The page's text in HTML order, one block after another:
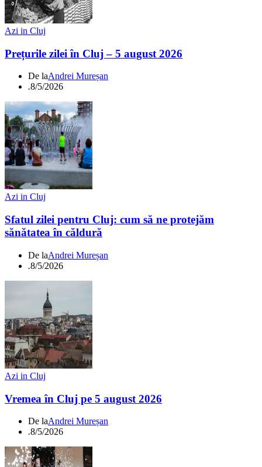
Azi in Cluj
Prețurile zilei în Cluj – 5 august 2026
De laAndrei Mureșan
.8/5/2026
Azi in Cluj
Sfatul zilei pentru Cluj: cum să ne protejăm
sănătatea în căldură
De laAndrei Mureșan
.8/5/2026
Azi in Cluj
Vremea în Cluj pe 5 august 2026
De laAndrei Mureșan
.8/5/2026